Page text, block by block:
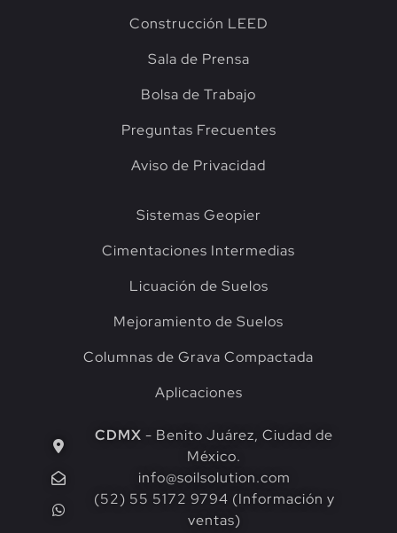
Construcción LEED
Sala de Prensa
Bolsa de Trabajo
Preguntas Frecuentes
Aviso de Privacidad
Sistemas Geopier
Cimentaciones Intermedias
Licuación de Suelos
Mejoramiento de Suelos
Columnas de Grava Compactada
Aplicaciones
CDMX - Benito Juárez, Ciudad de
México.
info@soilsolution.com
(52) 55 5172 9794 (Información y
ventas)